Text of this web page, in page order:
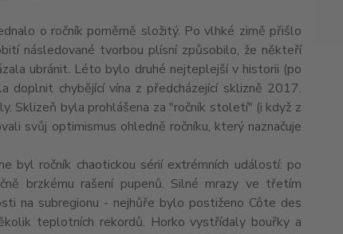
o ročník poměrně složitý. Po vlhké zimě přišlo
následované tvorbou plísní způsobilo, že někteří
ubránit. Léto bylo druhé nejteplejší v historii (po
doplnit chybějící vína z předcházející sklizně 2017.
Sklizeň byla prohlášena za "ročník století" (i když z
svůj optimismus ohledně ročníku, který naznačuje
byl ročník chaotickou sérií extrémních událostí: po
brzkému rašení pupenů. Silné mrazy ve třetím
na subregionu - nejhůře bylo postiženo Côte des
teplotních rekordů. Horko vystřídaly bouřky a